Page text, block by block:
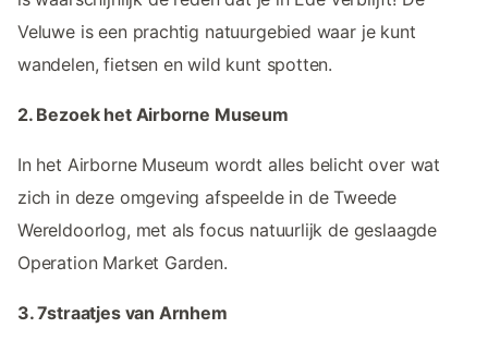
Veluwe is een prachtig natuurgebied waar je kunt
wandelen, fietsen en wild kunt spotten.
2. Bezoek het Airborne Museum
In het Airborne Museum wordt alles belicht over wat
zich in deze omgeving afspeelde in de Tweede
Wereldoorlog, met als focus natuurlijk de geslaagde
Operation Market Garden.
3. 7straatjes van Arnhem